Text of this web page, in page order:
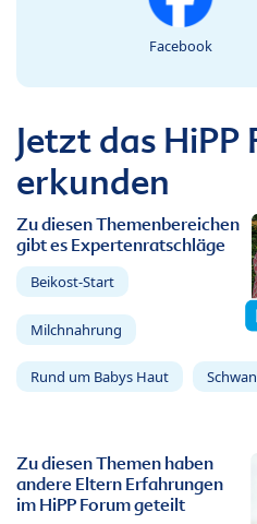
Facebook
Jetzt das HiPP
erkunden
Zu diesen Themenbereichen
gibt es Expertenratschläge
Beikost-Start
Milchnahrung
Rund um Babys Haut
Zu diesen Themen haben
andere Eltern Erfahrungen
im HiPP Forum geteilt